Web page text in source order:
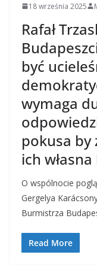
18 września 2025
Rafał
być
wymaga
pokusa by
ich
O wspólnocie
Gergelya
Burmistrza
Read More